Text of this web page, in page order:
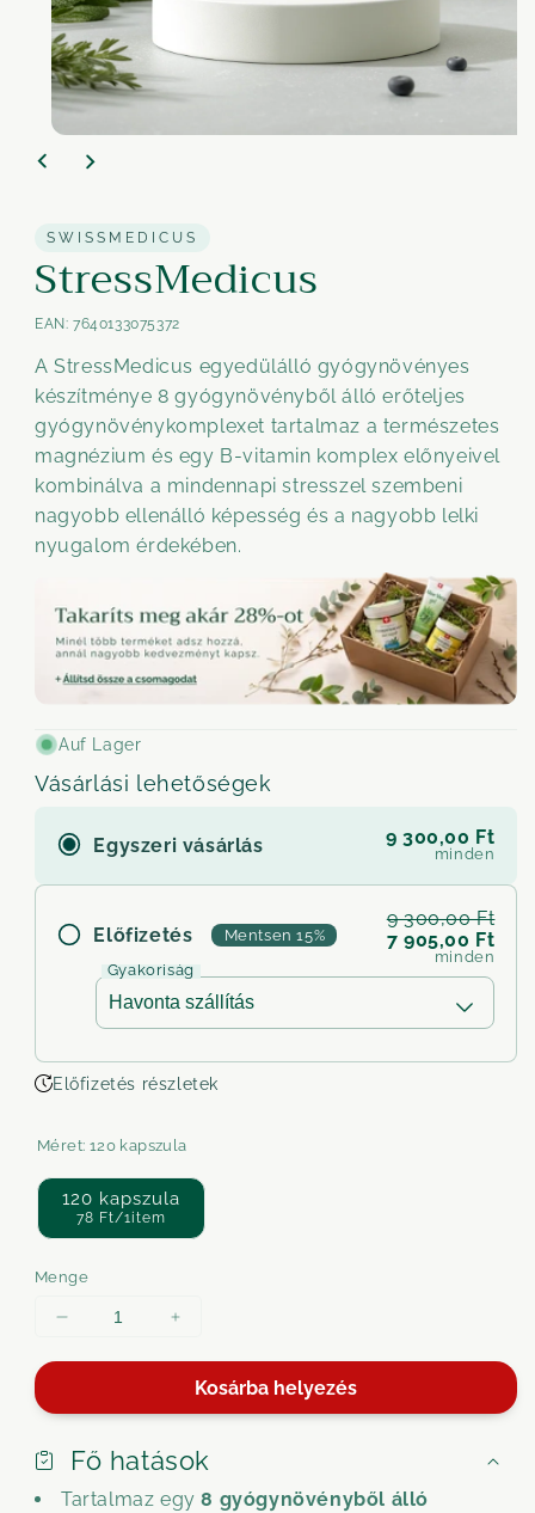
SWISSMEDICUS
StressMedicus
EAN: 7640133075372
A StressMedicus egyedülálló gyógynövényes
készítménye 8 gyógynövényből álló erőteljes
gyógynövénykomplexet tartalmaz a természetes
magnézium és egy B-vitamin komplex előnyeivel
kombinálva a mindennapi stresszel szembeni
nagyobb ellenálló képesség és a nagyobb lelki
nyugalom érdekében.
Auf Lager
Vásárlási lehetőségek
Egyszeri vásárlás 9 300,00 Ft
minden
Előfizetés Mentsen 15%
9 300,00 Ft
7 905,00 Ft
minden
Gyakoriság
Előfizetés részletek
Méret: 120 kapszula
120 kapszula
78 Ft/1item
Menge
Menge
StressMedicus
Menge
StressMedicus
erhöhen
Kosárba helyezés
Fő hatások
Tartalmaz egy8 gyógynövényből álló